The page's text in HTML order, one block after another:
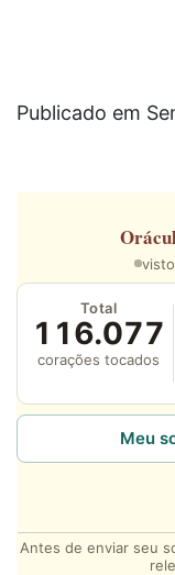
Publicado em
Total
116.077
corações tocados
Meu
Antes de enviar seu